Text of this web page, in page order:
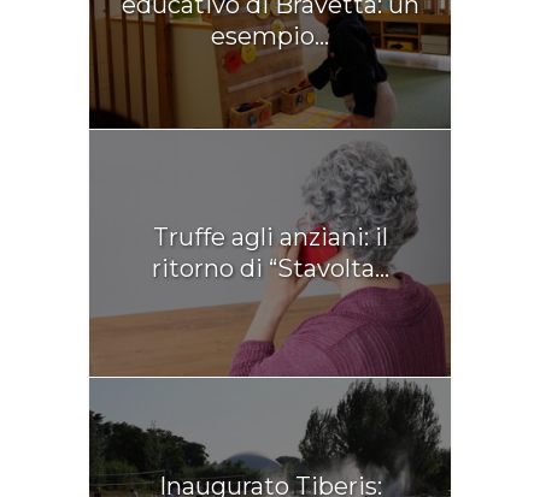
esempio...
Truffe agli anziani: il
ritorno di “Stavolta...
Inaugurato Tiberis: